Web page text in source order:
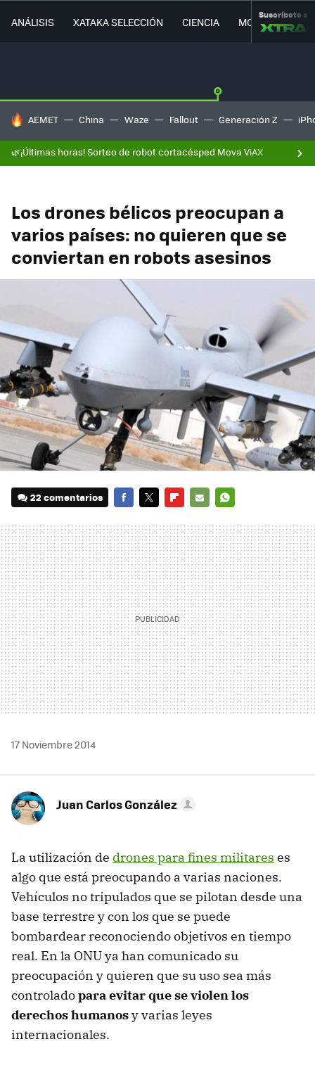
ANÁLISIS XATAKA SELECCIÓN CIENCIA MOVILIDAD
Suscríbete a
HOY SE HABLA DE
AEMET China Waze Fallout Generación Z
🌿¡Últimas horas! Sorteo de robot cortacésped Mova ViAX
Los drones bélicos preocupan a
varios países: no quieren que se
conviertan en robots asesinos
22 comentarios
MAIL
17 Noviembre 2014
Juan Carlos González
La utilización de drones para fines militares es
algo que está preocupando a varias naciones.
Vehículos no tripulados que se pilotan desde una
base terrestre y con los que se puede
bombardear reconociendo objetivos en tiempo
real. En la ONU ya han comunicado su
preocupación y quieren que su uso sea más
controladopara evitar que se violen los
derechos humanosy varias leyes
internacionales.